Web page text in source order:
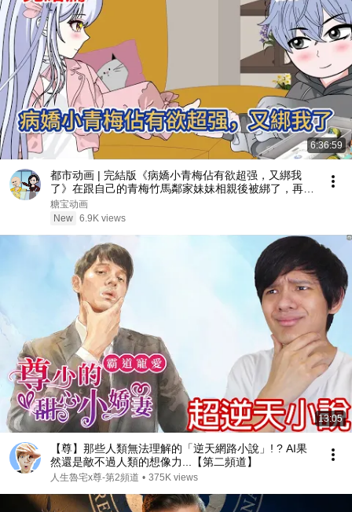
6:36:59
都市动画 | 完結版《病嬌小青梅佔有欲超强，又綁我
了》在跟自己的青梅竹馬鄰家妹妹相親後被綁了，再睜
眼重生回到八歲，救贖病嬌小青梅！#糖寶動畫
糖宝动画
New 6.9K views
13:05
【尊】那些人類無法理解的「逆天網路小說」! ? AI果
然還是敵不過人類的想像力...【第二頻道】
人生魯宅x尊-第2頻道 • 375K views